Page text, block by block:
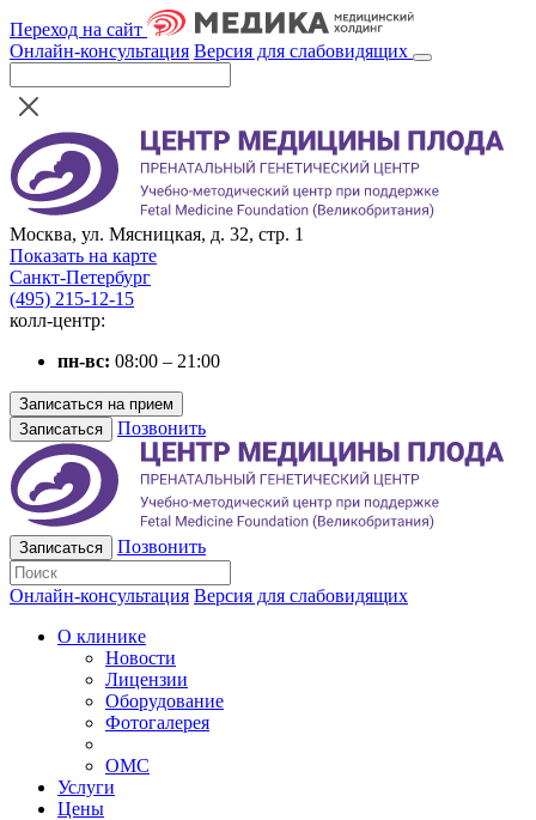
Переход на сайт
Онлайн-консультация Версия для слабовидящих
Москва, ул. Мясницкая, д. 32, стр. 1
Показать на карте
Санкт-Петербург
(495) 215-12-15
колл-центр:
пн-вс: 08:00 – 21:00
Записаться на прием
Записаться
Позвонить
Записаться Позвонить
Онлайн-консультация Версия для слабовидящих
О клинике
Новости
Лицензии
Оборудование
Фотогалерея
ОМС
Услуги
Цены